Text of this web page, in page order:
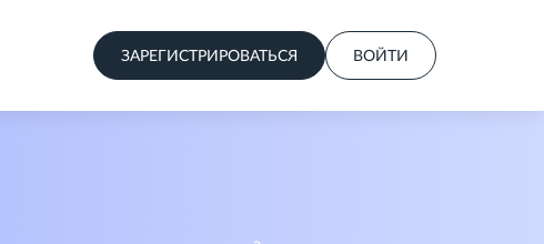
ЗАРЕГИСТРИРОВАТЬСЯ ВОЙТИ